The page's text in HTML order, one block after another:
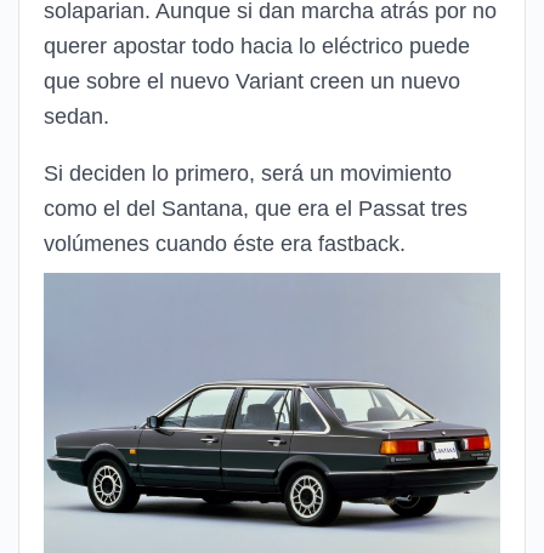
solaparian. Aunque si dan marcha atrás por no
querer apostar todo hacia lo eléctrico puede
que sobre el nuevo Variant creen un nuevo
sedan.
Si deciden lo primero, será un movimiento
como el del Santana, que era el Passat tres
volúmenes cuando éste era fastback.